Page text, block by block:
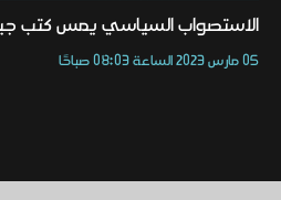
الاستصواب السياسي يمس كتب
05 مارس 2023 الساعة 08:03 صباحًا